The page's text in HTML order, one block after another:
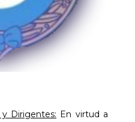
Dirigentes: En virtud a